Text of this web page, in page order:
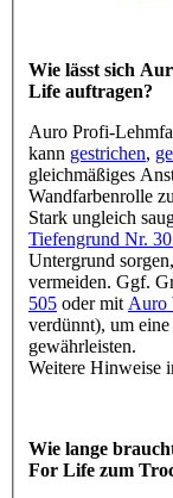
Wie lässt sich
Life auftragen?
Auro Profi-
kann gestrichen,
gleichmäßiges
Wandfarbenrolle
Stark ungleich
Tiefengrund Nr.
Untergrund
vermeiden. Ggf.
505 oder mit Auro
verdünnt), um
gewährleisten.
Weitere Hinweise
Wie lange
For Life zum